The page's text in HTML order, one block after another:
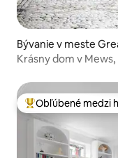
Bývanie v meste
Krásny dom v
Najobľúbenejšie
Obľúbené medzi